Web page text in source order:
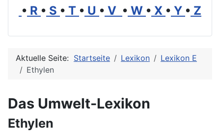
• R • S • T • U • V • W • X • Y • Z
Aktuelle Seite: Startseite Lexikon
Lexikon E
Ethylen
Das Umwelt-Lexikon
Ethylen